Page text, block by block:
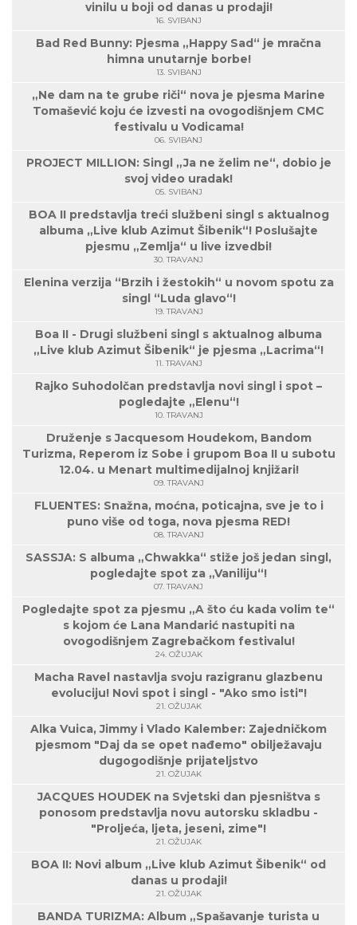
vinilu u boji od danas u prodaji!
16. SVIBANJ
Bad Red Bunny: Pjesma „Happy Sad“ je mračna
himna unutarnje borbe!
13. SVIBANJ
„Ne dam na te grube riči“ nova je pjesma Marine
Tomašević koju će izvesti na ovogodišnjem CMC
festivalu u Vodicama!
06. SVIBANJ
PROJECT MILLION: Singl „Ja ne želim ne“, dobio je
svoj video uradak!
05. SVIBANJ
BOA II predstavlja treći službeni singl s aktualnog
albuma „Live klub Azimut Šibenik“! Poslušajte
pjesmu „Zemlja“ u live izvedbi!
30. TRAVANJ
Elenina verzija “Brzih i žestokih“ u novom spotu za
singl “Luda glavo“!
19. TRAVANJ
Boa II - Drugi službeni singl s aktualnog albuma
„Live klub Azimut Šibenik“ je pjesma „Lacrima“!
11. TRAVANJ
Rajko Suhodolčan predstavlja novi singl i spot –
pogledajte „Elenu“!
10. TRAVANJ
Druženje s Jacquesom Houdekom, Bandom
Turizma, Reperom iz Sobe i grupom Boa II u subotu
12.04. u Menart multimedijalnoj knjižari!
09. TRAVANJ
FLUENTES: Snažna, moćna, poticajna, sve je to i
puno više od toga, nova pjesma RED!
08. TRAVANJ
SASSJA: S albuma „Chwakka“ stiže još jedan singl,
pogledajte spot za „Vaniliju“!
07. TRAVANJ
Pogledajte spot za pjesmu „A što ću kada volim te“
s kojom će Lana Mandarić nastupiti na
ovogodišnjem Zagrebačkom festivalu!
24. OŽUJAK
Macha Ravel nastavlja svoju razigranu glazbenu
evoluciju! Novi spot i singl - "Ako smo isti"!
21. OŽUJAK
Alka Vuica, Jimmy i Vlado Kalember: Zajedničkom
pjesmom "Daj da se opet nađemo" obilježavaju
dugogodišnje prijateljstvo
21. OŽUJAK
JACQUES HOUDEK na Svjetski dan pjesništva s
ponosom predstavlja novu autorsku skladbu -
"Proljeća, ljeta, jeseni, zime"!
21. OŽUJAK
BOA II: Novi album „Live klub Azimut Šibenik“ od
danas u prodaji!
21. OŽUJAK
BANDA TURIZMA: Album „Spašavanje turista u